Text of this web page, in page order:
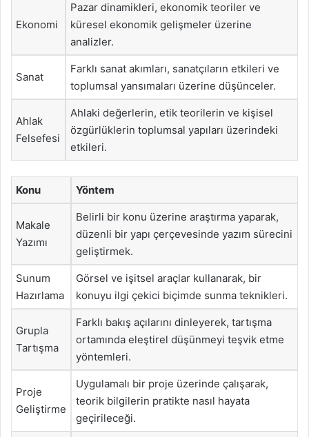
Ekonomi
Pazar dinamikleri, ekonomik teoriler ve
küresel ekonomik gelişmeler üzerine
analizler.
Sanat
Farklı sanat akımları, sanatçıların etkileri ve
toplumsal yansımaları üzerine düşünceler.
Ahlak
Felsefesi
Ahlaki değerlerin, etik teorilerin ve kişisel
özgürlüklerin toplumsal yapıları üzerindeki
etkileri.
Konu Yöntem
Makale
Yazımı
Belirli bir konu üzerine araştırma yaparak,
düzenli bir yapı çerçevesinde yazım sürecini
geliştirmek.
Sunum
Hazırlama
Görsel ve işitsel araçlar kullanarak, bir
konuyu ilgi çekici biçimde sunma teknikleri.
Grupla
Tartışma
Farklı bakış açılarını dinleyerek, tartışma
ortamında eleştirel düşünmeyi teşvik etme
yöntemleri.
Proje
Geliştirme
Uygulamalı bir proje üzerinde çalışarak,
teorik bilgilerin pratikte nasıl hayata
geçirileceği.